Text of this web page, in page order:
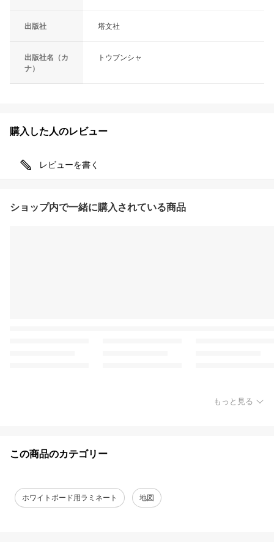
出版社 塔文社
出版社名（カ
ナ）
トウブンシャ
購入した人のレビュー
レビューを書く
ショップ内で一緒に購入されている商品
もっと見る
この商品のカテゴリー
ホワイトボード用ラミネート 地図